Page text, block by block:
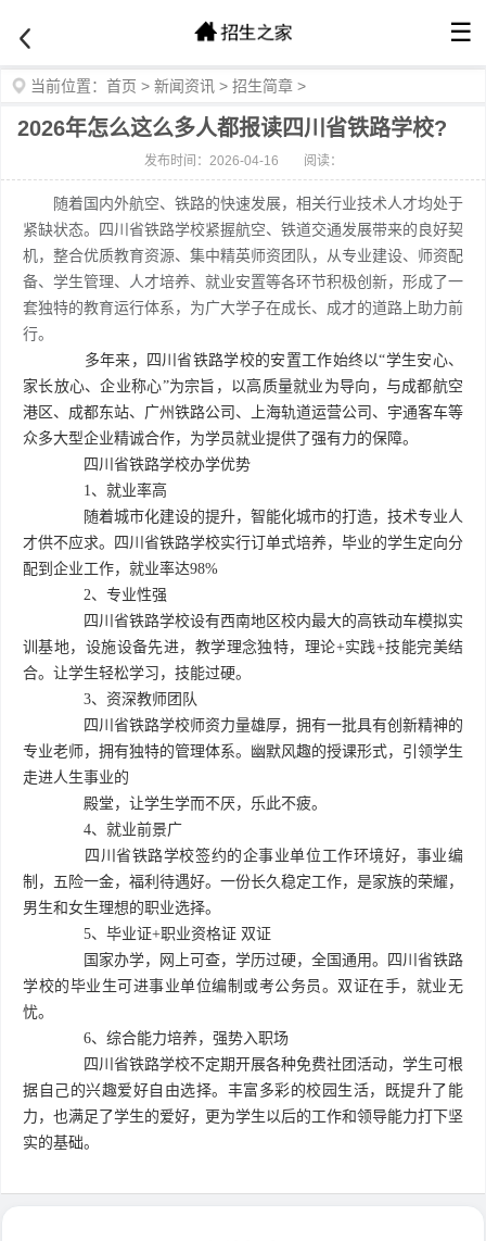
☰
当前位置： 首页 > 新闻资讯 > 招生简章 >
2026年怎么这么多人都报读四川省铁路学校?
发布时间：2026-04-16 阅读：
随着国内外航空、铁路的快速发展，相关行业技术人才均处于
紧缺状态。四川省铁路学校紧握航空、铁道交通发展带来的良好契
机，整合优质教育资源、集中精英师资团队，从专业建设、师资配
备、学生管理、人才培养、就业安置等各环节积极创新，形成了一
套独特的教育运行体系，为广大学子在成长、成才的道路上助力前
行。
多年来，四川省铁路学校的安置工作始终以“学生安心、
家长放心、企业称心”为宗旨，以高质量就业为导向，与成都航空
港区、成都东站、广州铁路公司、上海轨道运营公司、宇通客车等
众多大型企业精诚合作，为学员就业提供了强有力的保障。
四川省铁路学校办学优势
1、就业率高
随着城市化建设的提升，智能化城市的打造，技术专业人
才供不应求。四川省铁路学校实行订单式培养，毕业的学生定向分
配到企业工作，就业率达98%
2、专业性强
四川省铁路学校设有西南地区校内最大的高铁动车模拟实
训基地，设施设备先进，教学理念独特，理论+实践+技能完美结
合。让学生轻松学习，技能过硬。
3、资深教师团队
四川省铁路学校师资力量雄厚，拥有一批具有创新精神的
专业老师，拥有独特的管理体系。幽默风趣的授课形式，引领学生
走进人生事业的
殿堂，让学生学而不厌，乐此不疲。
4、就业前景广
四川省铁路学校签约的企事业单位工作环境好，事业编
制，五险一金，福利待遇好。一份长久稳定工作，是家族的荣耀，
男生和女生理想的职业选择。
5、毕业证+职业资格证 双证
国家办学，网上可查，学历过硬，全国通用。四川省铁路
学校的毕业生可进事业单位编制或考公务员。双证在手，就业无
忧。
6、综合能力培养，强势入职场
四川省铁路学校不定期开展各种免费社团活动，学生可根
据自己的兴趣爱好自由选择。丰富多彩的校园生活，既提升了能
力，也满足了学生的爱好，更为学生以后的工作和领导能力打下坚
实的基础。